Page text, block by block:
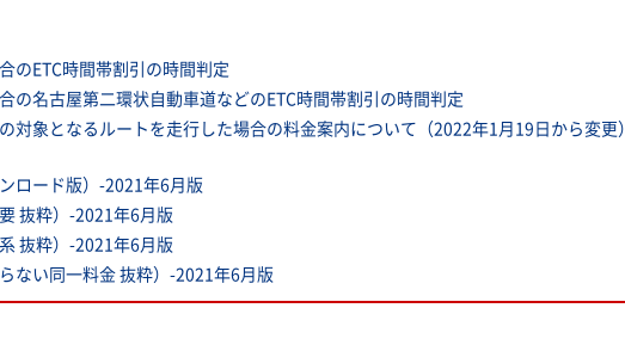
のETC時間帯割引の時間判定
の名古屋第二環状自動車道などのETC時間帯割引の時間判定
対象となるルートを走行した場合の料金案内について（2022年1月19日から変更）
ロード版）-2021年6月版
抜粋）-2021年6月版
抜粋）-2021年6月版
ない同一料金 抜粋）-2021年6月版